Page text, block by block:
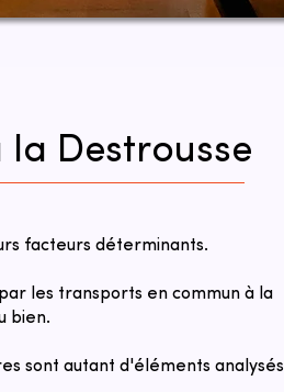
Destrousse
facteurs déterminants.
les transports en commun à la
bien.​
sont autant d'éléments analysés